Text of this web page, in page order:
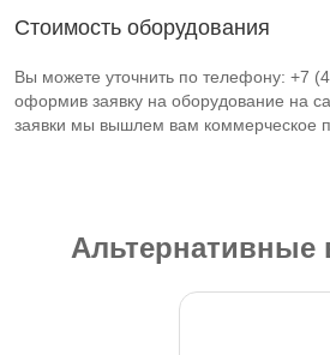
Стоимость оборудования
Вы можете уточнить по телефону: +7
оформив заявку на оборудование на
заявки мы вышлем вам коммерческое
Альтернативные